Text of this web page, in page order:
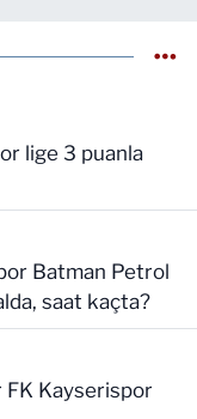
saat kaçta?